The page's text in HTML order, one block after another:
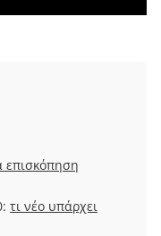
επισκόπηση
τι νέο υπάρχει